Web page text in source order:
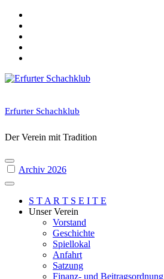
Skip
content
Erfurter Schachklub
Der Verein mit Tradition
Archiv 2026
S T A R T S E I T E
Unser Verein
Vorstand
Geschichte
Spiellokal
Anfahrt
Satzung
Finanz- und Beitragsordnung